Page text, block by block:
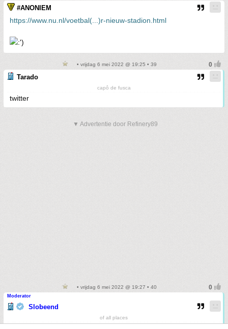
#ANONIEM
https://www.nu.nl/voetbal(...)r-nieuw-stadion.html
• vrijdag 6 mei 2022 @ 19:25 • 39
Tarado
capô de fusca
twitter
▼ Advertentie door Refinery89
• vrijdag 6 mei 2022 @ 19:27 • 40
Moderator
Slobeend
of all places